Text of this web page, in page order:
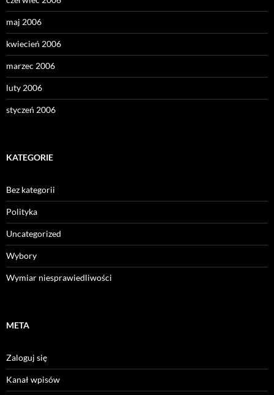
maj 2006
kwiecień 2006
marzec 2006
luty 2006
styczeń 2006
KATEGORIE
Bez kategorii
Polityka
Uncategorized
Wybory
Wymiar niesprawiedliwości
META
Zaloguj się
Kanał wpisów